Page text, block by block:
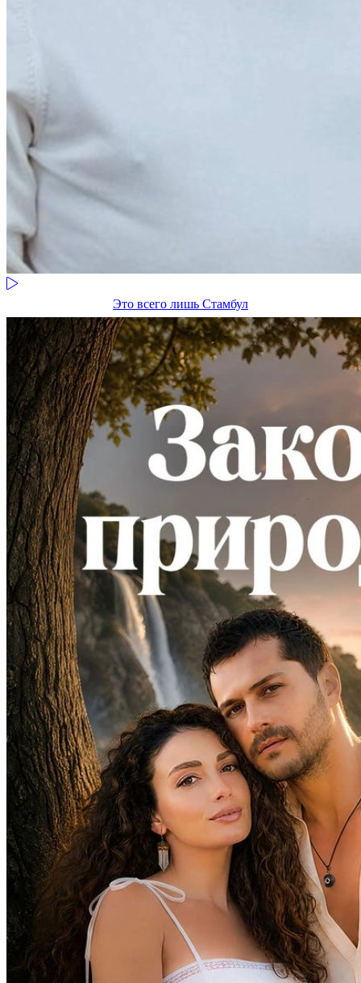
Это всего лишь Стамбул